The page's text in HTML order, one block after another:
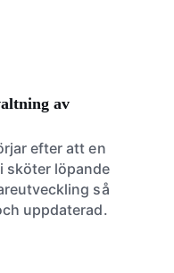
av
efter att en
sköter löpande
så
uppdaterad.